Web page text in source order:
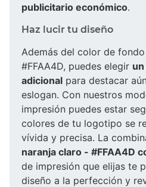
publicitario económico.
Haz lucir tu diseño
Además del color de
#FFAA4D, puedes elegir
adicional para destacar
eslogan. Con nuestros
impresión puedes estar
colores de tu logotipo se
vívida y precisa. La
naranja claro - #FFAA4D
de impresión que elijas te
diseño a la perfección y